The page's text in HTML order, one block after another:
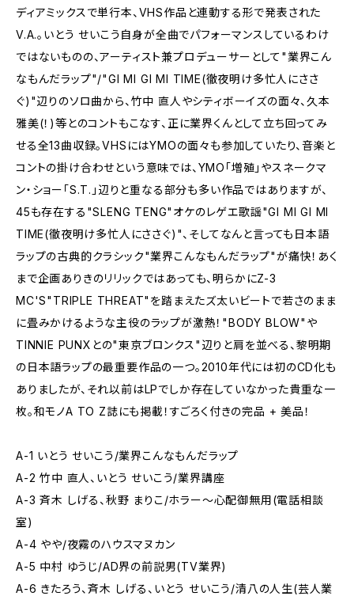
ディアミックスで単行本、VHS作品と連動する形で発表された
V.A.。いとう せいこう自身が全曲でパフォーマンスしているわけ
ではないものの、アーティスト兼プロデューサーとして"業界こん
なもんだラップ"/"GI MI GI MI TIME(徹夜明け多忙人にささ
ぐ)"辺りのソロ曲から、竹中 直人やシティボーイズの面々、久本
雅美(！)等とのコントもこなす、正に業界くんとして立ち回ってみ
せる全13曲収録。VHSにはYMOの面々も参加していたり、音楽と
コントの掛け合わせという意味では、YMO「増殖」やスネークマ
ン・ショー「S.T.」辺りと重なる部分も多い作品ではありますが、
45も存在する"SLENG TENG"オケのレゲエ歌謡"GI MI GI MI
TIME(徹夜明け多忙人にささぐ)"、そしてなんと言っても日本語
ラップの古典的クラシック"業界こんなもんだラップ"が痛快！あく
まで企画ありきのリリックではあっても、明らかにZ-3
MC'S"TRIPLE THREAT"を踏まえたズ太いビートで若さのまま
に畳みかけるような主役のラップが激熱！"BODY BLOW"や
TINNIE PUNXとの"東京ブロンクス"辺りと肩を並べる、黎明期
の日本語ラップの最重要作品の一つ。2010年代には初のCD化も
ありましたが、それ以前はLPでしか存在していなかった貴重な一
枚。和モノA TO Z誌にも掲載！すごろく付きの完品 + 美品！
A-1 いとう せいこう/業界こんなもんだラップ
A-2 竹中 直人、いとう せいこう/業界講座
A-3 斉木 しげる、秋野 まりこ/ホラー〜心配御無用(電話相談
室)
A-4 やや/夜霧のハウスマヌカン
A-5 中村 ゆうじ/AD界の前説男(TV業界)
A-6 きたろう、斉木 しげる、いとう せいこう/清八の人生(芸人業